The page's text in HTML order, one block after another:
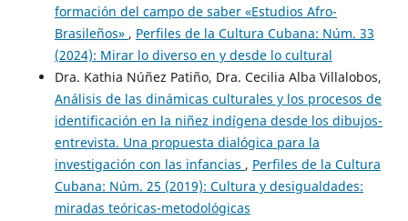
formación del campo de saber «Estudios Afro-
Brasileños» , Perfiles de la Cultura Cubana: Núm. 33
(2024): Mirar lo diverso en y desde lo cultural
Dra. Kathia Núñez Patiño, Dra. Cecilia Alba Villalobos,
Análisis de las dinámicas culturales y los procesos de
identificación en la niñez indígena desde los dibujos-
entrevista. Una propuesta dialógica para la
investigación con las infancias , Perfiles de la Cultura
Cubana: Núm. 25 (2019): Cultura y desigualdades:
miradas teóricas-metodológicas